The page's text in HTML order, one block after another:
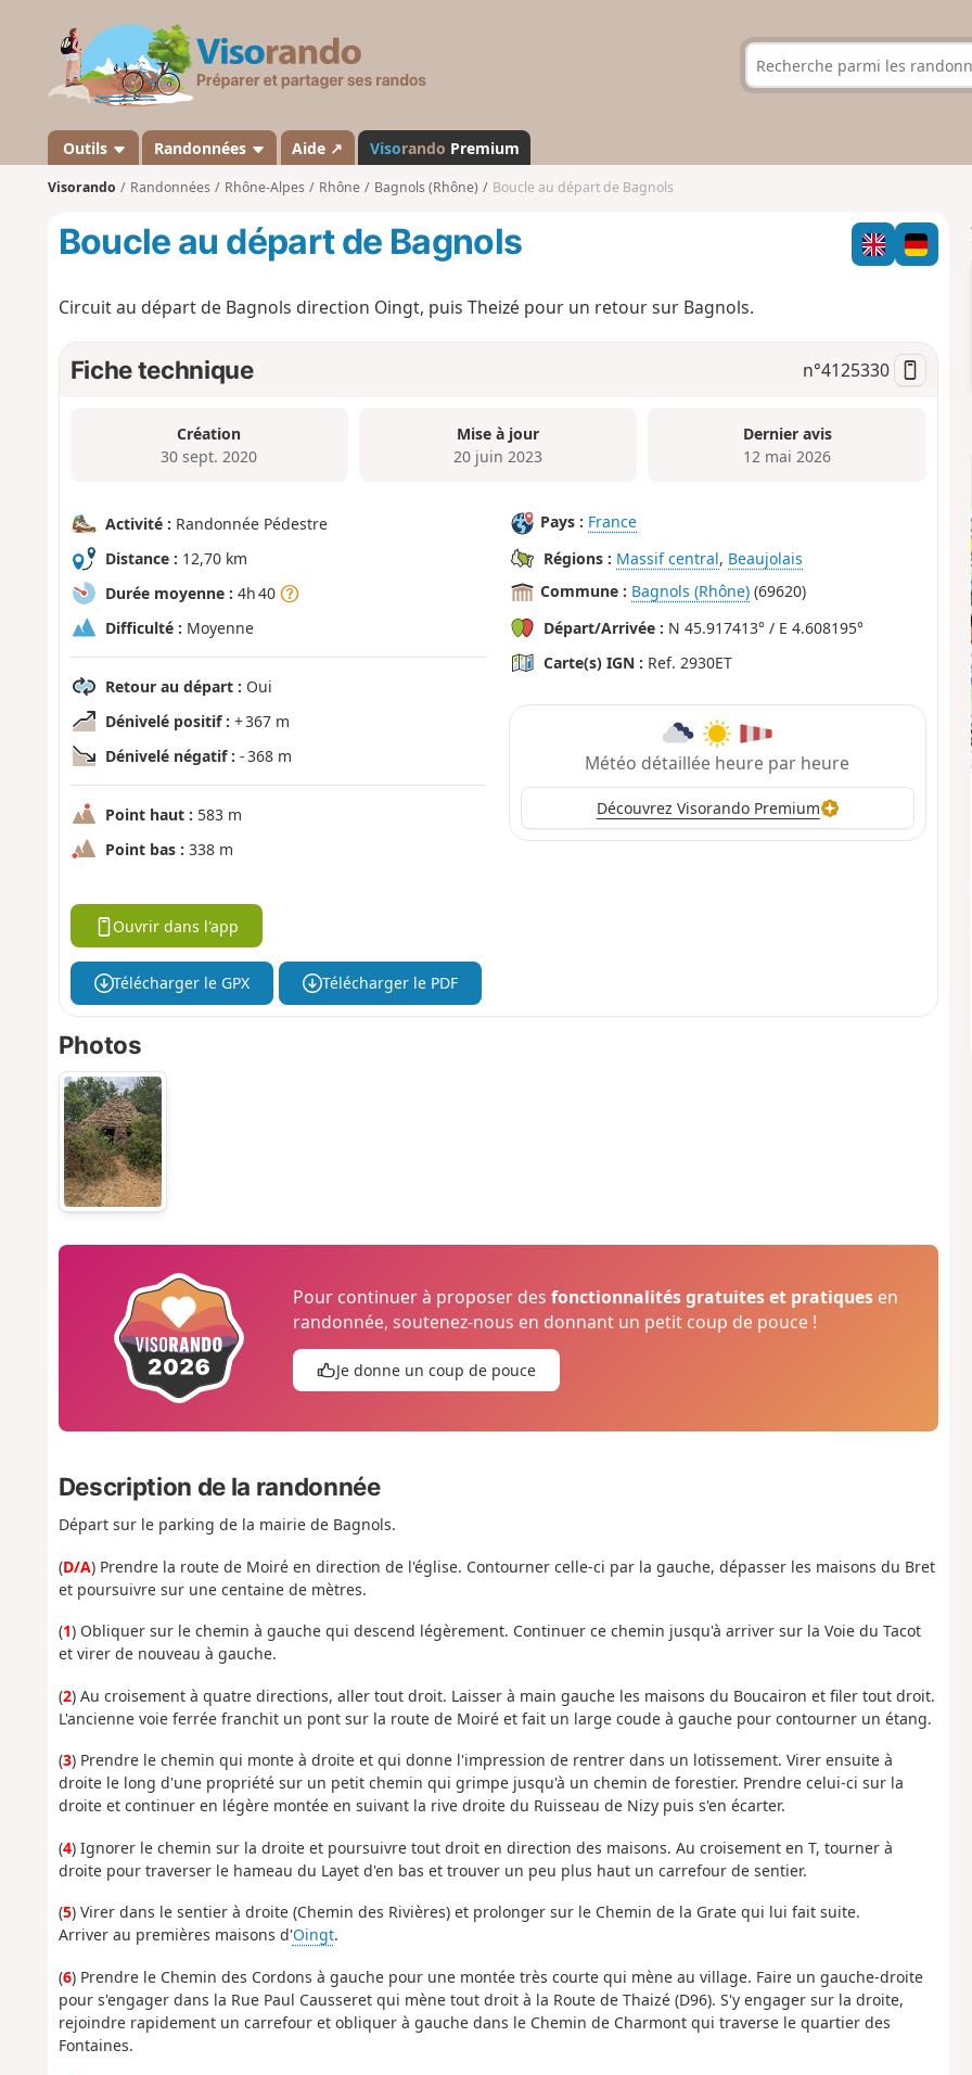
s
a
n
d
Outils Randonnées Aide ↗ Visorando Premium
Visorando Randonnées Rhône-Alpes Rhône Bagnols (Rhône) Boucle au départ de Bagnols
Boucle au départ de Bagnols
Circuit au départ de Bagnols direction Oingt, puis Theizé pour un retour sur Bagnols.
Fiche technique n°4125330
Création
30 sept. 2020
Mise à jour
20 juin 2023
Dernier avis
12 mai 2026
Activité : Randonnée Pédestre
Distance : 12,70 km
Durée moyenne : 4h 40
Difficulté : Moyenne
Retour au départ : Oui
Dénivelé positif : + 367 m
Dénivelé négatif : - 368 m
Point haut : 583 m
Point bas : 338 m
Pays : France
Régions : Massif central, Beaujolais
Commune : Bagnols (Rhône) (69620)
Départ/Arrivée : N 45.917413° / E 4.608195°
Carte(s) IGN : Ref. 2930ET
Météo détaillée heure par heure
Découvrez Visorando Premium
Ouvrir dans l'app
Télécharger le GPX Télécharger le PDF
Photos
Pour continuer à proposer desfonctionnalités gratuites et pratiques en
randonnée, soutenez-nous en donnant un petit coup de pouce !
Je donne un coup de pouce
Description de la randonnée
Départ sur le parking de la mairie de Bagnols.
(D/A) Prendre la route de Moiré en direction de l'église. Contourner celle-ci par la gauche, dépasser les maisons du Bret
et poursuivre sur une centaine de mètres.
(1) Obliquer sur le chemin à gauche qui descend légèrement. Continuer ce chemin jusqu'à arriver sur la Voie du Tacot
et virer de nouveau à gauche.
(2) Au croisement à quatre directions, aller tout droit. Laisser à main gauche les maisons du Boucairon et filer tout droit.
L'ancienne voie ferrée franchit un pont sur la route de Moiré et fait un large coude à gauche pour contourner un étang.
(3) Prendre le chemin qui monte à droite et qui donne l'impression de rentrer dans un lotissement. Virer ensuite à
droite le long d'une propriété sur un petit chemin qui grimpe jusqu'à un chemin de forestier. Prendre celui-ci sur la
droite et continuer en légère montée en suivant la rive droite du Ruisseau de Nizy puis s'en écarter.
(4) Ignorer le chemin sur la droite et poursuivre tout droit en direction des maisons. Au croisement en T, tourner à
droite pour traverser le hameau du Layet d'en bas et trouver un peu plus haut un carrefour de sentier.
(5) Virer dans le sentier à droite (Chemin des Rivières) et prolonger sur le Chemin de la Grate qui lui fait suite.
Arriver au premières maisons d'Oingt.
(6) Prendre le Chemin des Cordons à gauche pour une montée très courte qui mène au village. Faire un gauche-droite
pour s'engager dans la Rue Paul Causseret qui mène tout droit à la Route de Thaizé (D96). S'y engager sur la droite,
rejoindre rapidement un carrefour et obliquer à gauche dans le Chemin de Charmont qui traverse le quartier des
Fontaines.